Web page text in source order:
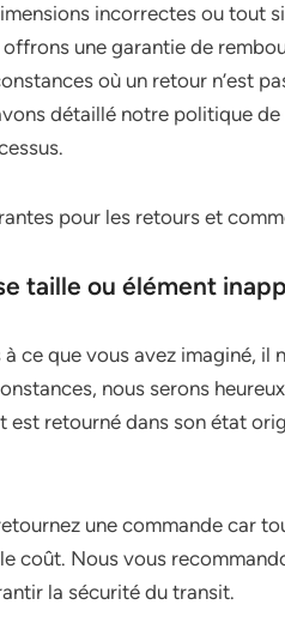
incorrectes ou tout
offrons une garantie de
où un retour n’est
détaillé notre politique
pour les retours et
taille ou élément
ce que vous avez imaginé, il
nous serons
retourné dans son état
une commande car
coût. Nous vous
la sécurité du transit.